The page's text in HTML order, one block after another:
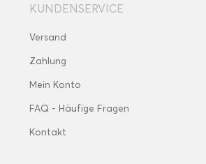
KUNDENSERVICE
Versand
Zahlung
Mein Konto
FAQ - Häufige Fragen
Kontakt